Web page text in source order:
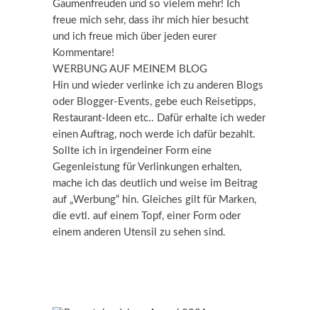
Gaumenfreuden und so vielem mehr! Ich
freue mich sehr, dass ihr mich hier besucht
und ich freue mich über jeden eurer
Kommentare!
WERBUNG AUF MEINEM BLOG
Hin und wieder verlinke ich zu anderen Blogs
oder Blogger-Events, gebe euch Reisetipps,
Restaurant-Ideen etc.. Dafür erhalte ich weder
einen Auftrag, noch werde ich dafür bezahlt.
Sollte ich in irgendeiner Form eine
Gegenleistung für Verlinkungen erhalten,
mache ich das deutlich und weise im Beitrag
auf „Werbung“ hin. Gleiches gilt für Marken,
die evtl. auf einem Topf, einer Form oder
einem anderen Utensil zu sehen sind.